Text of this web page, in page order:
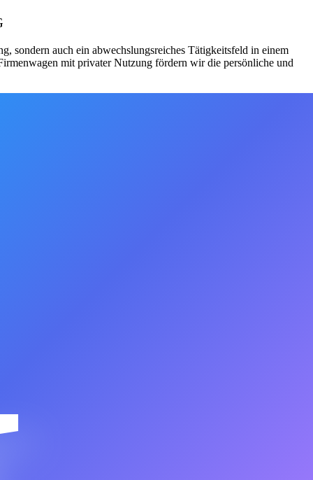
sondern auch ein abwechslungsreiches Tätigkeitsfeld in einem
mit privater Nutzung fördern wir die persönliche und